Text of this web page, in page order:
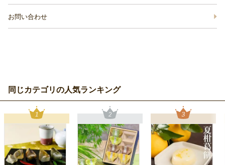
お問い合わせ
同じカテゴリの人気ランキング